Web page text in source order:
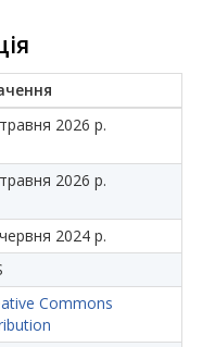
2026 р.
2026 р.
2024 р.
Commons